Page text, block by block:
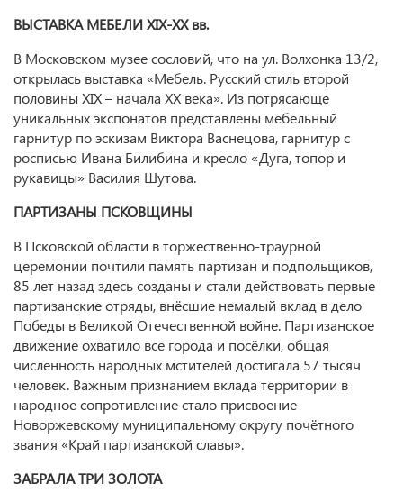
ВЫСТАВКА МЕБЕЛИ XIX-ХХ вв.
В Московском музее сословий, что на ул. Волхонка 13/2,
открылась выставка «Мебель. Русский стиль второй
половины XIX – начала XX века». Из потрясающе
уникальных экспонатов представлены мебельный
гарнитур по эскизам Виктора Васнецова, гарнитур с
росписью Ивана Билибина и кресло «Дуга, топор и
рукавицы» Василия Шутова.
ПАРТИЗАНЫ ПСКОВЩИНЫ
В Псковской области в торжественно-траурной
церемонии почтили память партизан и подпольщиков,
85 лет назад здесь созданы и стали действовать первые
партизанские отряды, внёсшие немалый вклад в дело
Победы в Великой Отечественной войне. Партизанское
движение охватило все города и посёлки, общая
численность народных мстителей достигала 57 тысяч
человек. Важным признанием вклада территории в
народное сопротивление стало присвоение
Новоржевскому муниципальному округу почётного
звания «Край партизанской славы».
ЗАБРАЛА ТРИ ЗОЛОТА